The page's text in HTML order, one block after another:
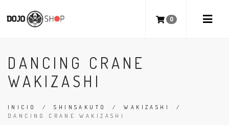
0
DANCING CRANE
WAKIZASHI
INICIO /SHINSAKUTO /WAKIZASHI
/
DANCING CRANE WAKIZASHI